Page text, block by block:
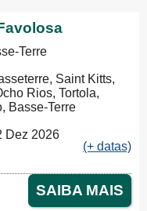
Terre
Saint Kitts,
Rios, Tortola,
Basse-Terre
Dez 2026
(+ datas)
SAIBA MAIS